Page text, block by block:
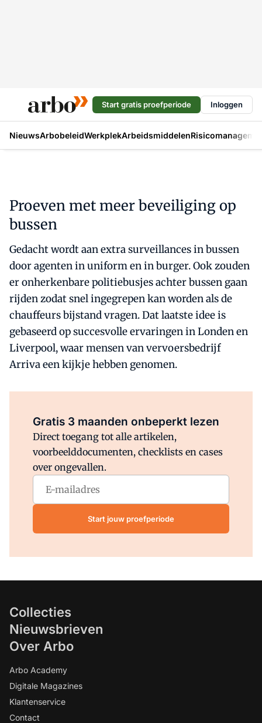
Start gratis proefperiode Inloggen
NieuwsArbobeleidWerkplekArbeidsmiddelen
Proeven met meer beveiliging op
bussen
Gedacht wordt aan extra surveillances in bussen
door agenten in uniform en in burger. Ook zouden
er onherkenbare politiebusjes achter bussen gaan
rijden zodat snel ingegrepen kan worden als de
chauffeurs bijstand vragen. Dat laatste idee is
gebaseerd op succesvolle ervaringen in Londen en
Liverpool, waar mensen van vervoersbedrijf
Arriva een kijkje hebben genomen.
Gratis 3 maanden onbeperkt lezen
Direct toegang tot alle artikelen,
voorbeelddocumenten, checklists en cases
over ongevallen.
Start jouw proefperiode
Collecties
Nieuwsbrieven
Over Arbo
Arbo Academy
Digitale Magazines
Klantenservice
Contact